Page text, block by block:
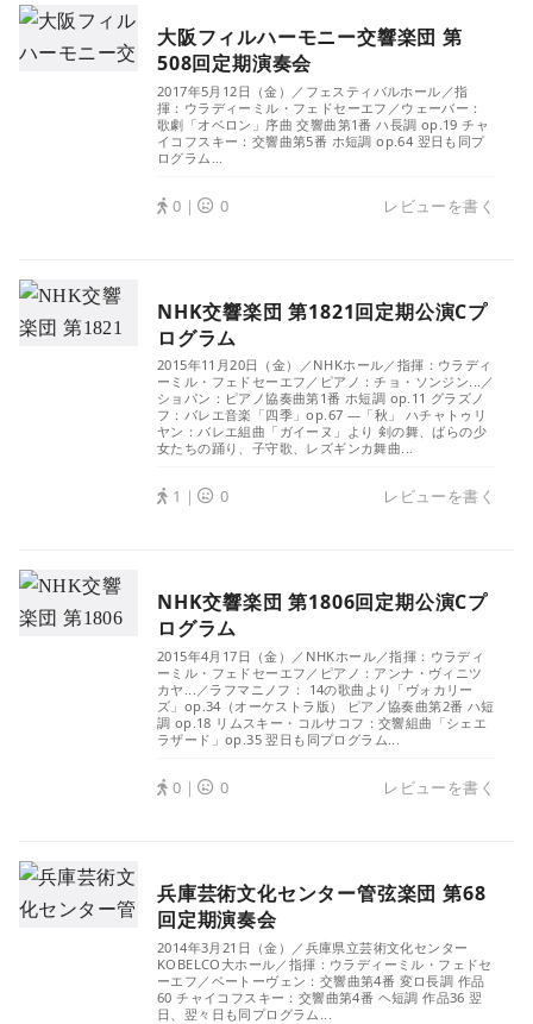
大阪フィルハーモニー交響楽団 第
508回定期演奏会
2017年5月12日（金）／フェスティバルホール／指
揮：ウラディーミル・フェドセーエフ／ウェーバー：
歌劇「オベロン」序曲 交響曲第1番 ハ長調 op.19 チャ
イコフスキー：交響曲第5番 ホ短調 op.64 翌日も同プ
ログラム...
0｜ 0 レビューを書く
NHK交響楽団 第1821回定期公演Cプ
ログラム
2015年11月20日（金）／NHKホール／指揮：ウラディ
ーミル・フェドセーエフ／ピアノ：チョ・ソンジン...／
ショパン：ピアノ協奏曲第1番 ホ短調 op.11 グラズノ
フ：バレエ音楽「四季」op.67 ―「秋」 ハチャトゥリ
ヤン：バレエ組曲「ガイーヌ」より 剣の舞、ばらの少
女たちの踊り、子守歌、レズギンカ舞曲...
1｜ 0 レビューを書く
NHK交響楽団 第1806回定期公演Cプ
ログラム
2015年4月17日（金）／NHKホール／指揮：ウラディ
ーミル・フェドセーエフ／ピアノ：アンナ・ヴィニツ
カヤ...／ラフマニノフ： 14の歌曲より「ヴォカリー
ズ」op.34（オーケストラ版） ピアノ協奏曲第2番 ハ短
調 op.18 リムスキー・コルサコフ：交響組曲「シェエ
ラザード」op.35 翌日も同プログラム...
0｜ 0 レビューを書く
兵庫芸術文化センター管弦楽団 第68
回定期演奏会
2014年3月21日（金）／兵庫県立芸術文化センター
KOBELCO大ホール／指揮：ウラディーミル・フェドセ
ーエフ／ベートーヴェン：交響曲第4番 変ロ長調 作品
60 チャイコフスキー：交響曲第4番 ヘ短調 作品36 翌
日、翌々日も同プログラム...